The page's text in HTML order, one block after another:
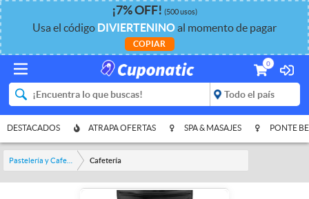
¡7%OFF! (500 usos)
Usa el código DIVIERTENINOal momento de pagar
COPIAR
0
DESTACADOS ATRAPA OFERTAS SPA & MASAJES PONTE
Cafetería